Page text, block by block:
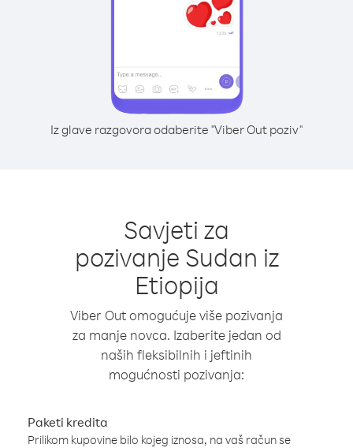
Iz glave razgovora odaberite "Viber Out poziv"
Savjeti za
pozivanje Sudan iz
Etiopija
Viber Out omogućuje više pozivanja
za manje novca. Izaberite jedan od
naših fleksibilnih i jeftinih
mogućnosti pozivanja:
Paketi kredita
Prilikom kupovine bilo kojeg iznosa, na vaš račun se